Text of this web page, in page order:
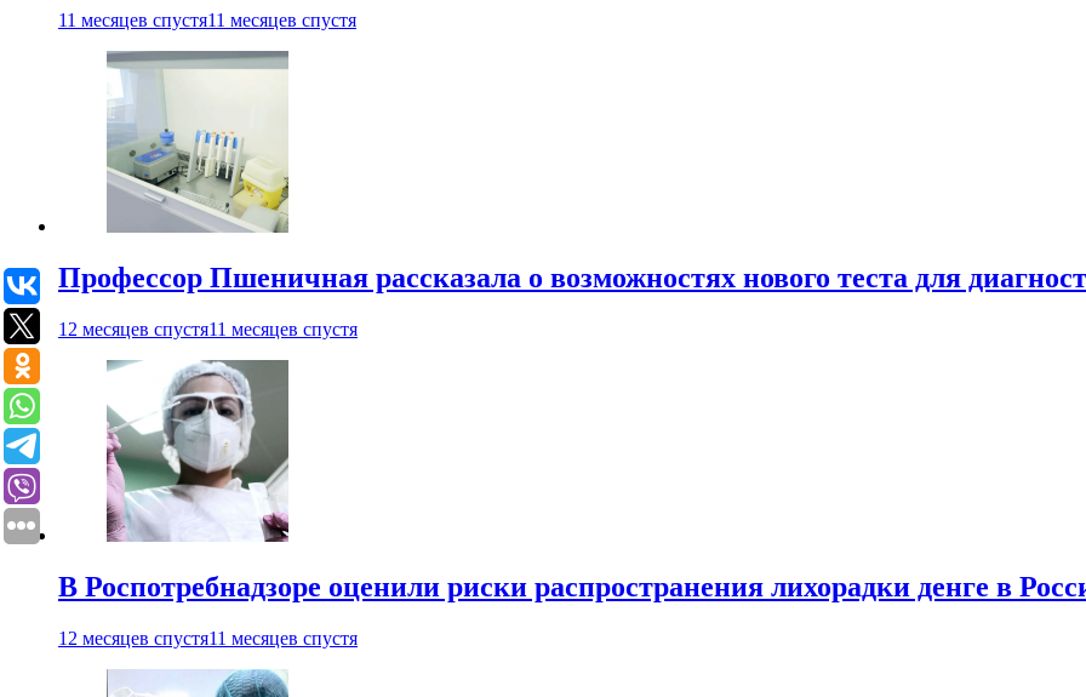
11 месяцев спустя11 месяцев спустя
Профессор Пшеничная рассказала о возможностях нового теста для
12 месяцев спустя11 месяцев спустя
В Роспотребнадзоре оценили риски распространения лихорадки денге в
12 месяцев спустя11 месяцев спустя